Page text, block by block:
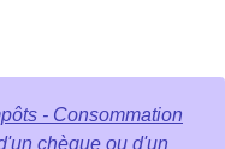
- Consommation
chèque ou d'un